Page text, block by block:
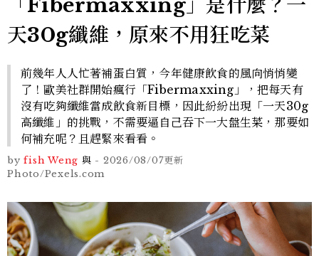
「Fibermaxxing」是什麼？一
天30g纖維，原來不用狂吃菜
前幾年人人忙著補蛋白質，今年健康飲食的風向悄悄變
了！歐美社群開始瘋行「Fibermaxxing」，把每天有
沒有吃夠纖維當成飲食新目標，因此紛紛出現「一天30g
高纖維」的挑戰，不需要逼自己吞下一大盤生菜，那要如
何補充呢？且趕緊來看看。
by fish Weng 與 - 2026/08/07更新
Photo/Pexels.com